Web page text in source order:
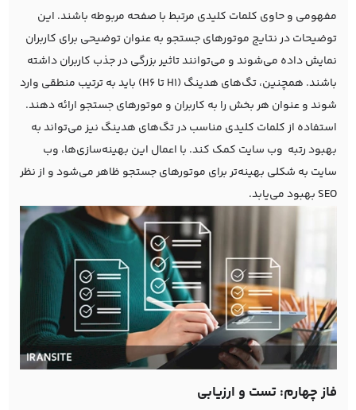
مفهومی و حاوی کلمات کلیدی مرتبط با صفحه مربوطه باشند. این
توضیحات در نتایج موتورهای جستجو به عنوان توضیحی برای کاربران
نمایش داده می‌شوند و می‌توانند تاثیر بزرگی در جذب کاربران داشته
باشند. همچنین، تگ‌های هدینگ (H1 تا H6) باید به ترتیب منطقی وارد
شوند و عنوان هر بخش را به کاربران و موتورهای جستجو ارائه دهند.
استفاده از کلمات کلیدی مناسب در تگ‌های هدینگ نیز می‌تواند به
بهبود رتبه وب سایت کمک کند. با اعمال این بهینه‌سازی‌ها، وب
سایت به شکلی بهینه‌تر برای موتورهای جستجو ظاهر می‌شود و از نظر
SEO بهبود می‌یابد.
فاز چهارم: تست و ارزیابی